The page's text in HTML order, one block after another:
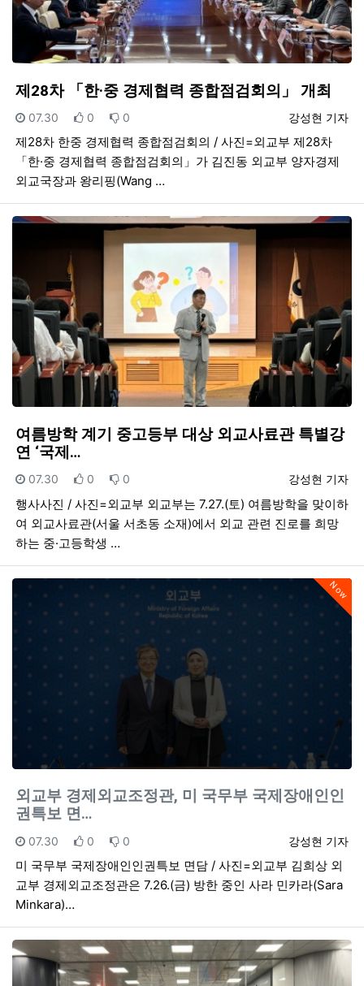
제28차 「한·중 경제협력 종합점검회의」 개최
등록자
강성현 기자
등록일
07.30 추천
0 비추천
0
제28차 한중 경제협력 종합점검회의 / 사진=외교부 제28차
「한·중 경제협력 종합점검회의」가 김진동 외교부 양자경제
외교국장과 왕리핑(Wang …
여름방학 계기 중고등부 대상 외교사료관 특별강
연 ‘국제…
등록자
강성현 기자
등록일
07.30 추천
0 비추천
0
행사사진 / 사진=외교부 외교부는 7.27.(토) 여름방학을 맞이하
여 외교사료관(서울 서초동 소재)에서 외교 관련 진로를 희망
하는 중·고등학생 …
Now
외교부 경제외교조정관, 미 국무부 국제장애인인
권특보 면…
등록자
강성현 기자
등록일
07.30 추천
0 비추천
0
미 국무부 국제장애인인권특보 면담 / 사진=외교부 김희상 외
교부 경제외교조정관은 7.26.(금) 방한 중인 사라 민카라(Sara
Minkara)…